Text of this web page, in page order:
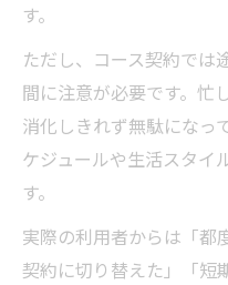
す。
ただし、コース契約では
間に注意が必要です。忙
消化しきれず無駄になっ
ケジュールや生活スタイ
す。
実際の利用者からは「都
契約に切り替えた」「短